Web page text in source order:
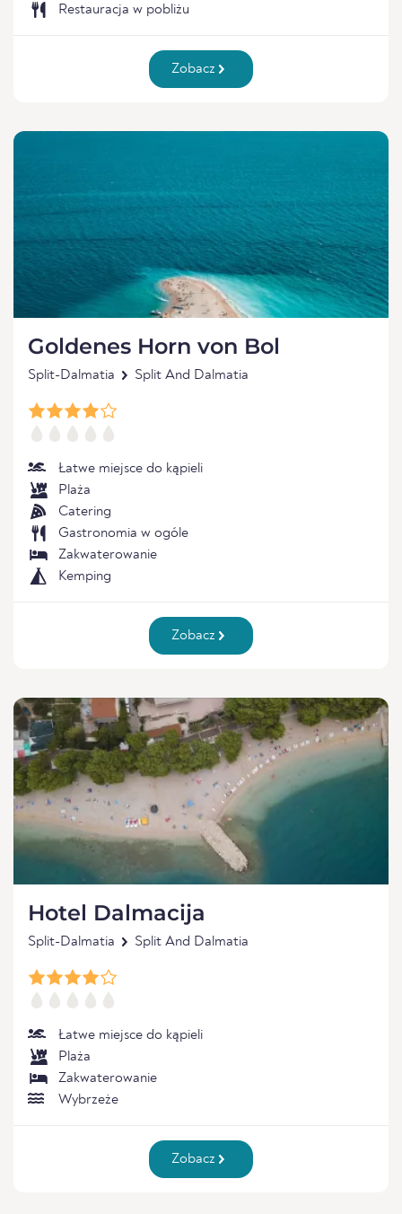
Restauracja w pobliżu
Zobacz
Goldenes Horn von Bol
Split-Dalmatia Split And Dalmatia
Łatwe miejsce do kąpieli
Plaża
Catering
Gastronomia w ogóle
Zakwaterowanie
Kemping
Zobacz
Hotel Dalmacija
Split-Dalmatia Split And Dalmatia
Łatwe miejsce do kąpieli
Plaża
Zakwaterowanie
Wybrzeże
Zobacz